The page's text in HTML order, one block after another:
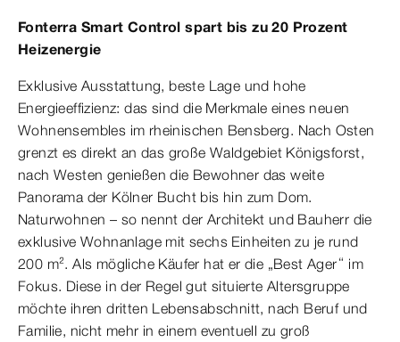
Fonterra Smart Control spart bis zu 20 Prozent
Heizenergie
Exklusive Ausstattung, beste Lage und hohe
Energieeffizienz: das sind die Merkmale eines neuen
Wohnensembles im rheinischen Bensberg. Nach Osten
grenzt es direkt an das große Waldgebiet Königsforst,
nach Westen genießen die Bewohner das weite
Panorama der Kölner Bucht bis hin zum Dom.
Naturwohnen – so nennt der Architekt und Bauherr die
exklusive Wohnanlage mit sechs Einheiten zu je rund
200 m². Als mögliche Käufer hat er die „Best Ager“ im
Fokus. Diese in der Regel gut situierte Altersgruppe
möchte ihren dritten Lebensabschnitt, nach Beruf und
Familie, nicht mehr in einem eventuell zu groß